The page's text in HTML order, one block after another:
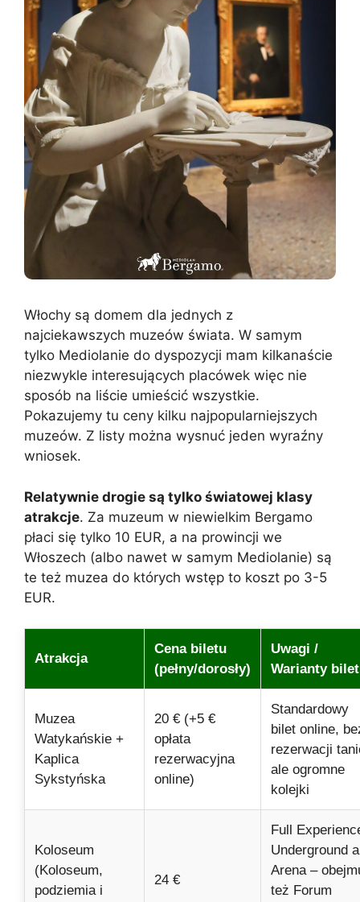
Włochy są domem dla jednych z
najciekawszych muzeów świata. W samym
tylko Mediolanie do dyspozycji mam kilkanaście
niezwykle interesujących placówek więc nie
sposób na liście umieścić wszystkie.
Pokazujemy tu ceny kilku najpopularniejszych
muzeów. Z listy można wysnuć jeden wyraźny
wniosek.
Relatywnie drogie są tylko światowej klasy
atrakcje. Za muzeum w niewielkim Bergamo
płaci się tylko 10 EUR, a na prowincji we
Włoszech (albo nawet w samym Mediolanie) są
te też muzea do których wstęp to koszt po 3-5
EUR.
Atrakcja
Cena biletu
(pełny/dorosły)
Uwagi /
Warianty
Muzea
Watykańskie +
Kaplica
Sykstyńska
20 € (+5 €
opłata
rezerwacyjna
online)
Standardowy
bilet online,
rezerwacji
ale ogromne
kolejki
Koloseum
(Koloseum,
podziemia i
24 €
Full
Underground
Arena –
też Forum